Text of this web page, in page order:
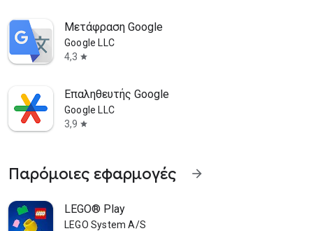
Μετάφραση Google
Google LLC
4,3 star
Επαληθευτής Google
Google LLC
3,9 star
Παρόμοιες εφαρμογές arrow_forward
LEGO® Play
LEGO System A/S